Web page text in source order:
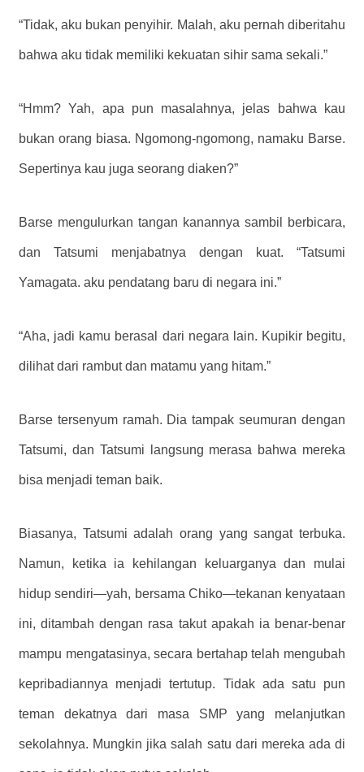
“Tidak, aku bukan penyihir. Malah, aku pernah diberitahu
bahwa aku tidak memiliki kekuatan sihir sama sekali.”
“Hmm? Yah, apa pun masalahnya, jelas bahwa kau
bukan orang biasa. Ngomong-ngomong, namaku Barse.
Sepertinya kau juga seorang diaken?”
Barse mengulurkan tangan kanannya sambil berbicara,
dan Tatsumi menjabatnya dengan kuat. “Tatsumi
Yamagata. aku pendatang baru di negara ini.”
“Aha, jadi kamu berasal dari negara lain. Kupikir begitu,
dilihat dari rambut dan matamu yang hitam.”
Barse tersenyum ramah. Dia tampak seumuran dengan
Tatsumi, dan Tatsumi langsung merasa bahwa mereka
bisa menjadi teman baik.
Biasanya, Tatsumi adalah orang yang sangat terbuka.
Namun, ketika ia kehilangan keluarganya dan mulai
hidup sendiri—yah, bersama Chiko—tekanan kenyataan
ini, ditambah dengan rasa takut apakah ia benar-benar
mampu mengatasinya, secara bertahap telah mengubah
kepribadiannya menjadi tertutup. Tidak ada satu pun
teman dekatnya dari masa SMP yang melanjutkan
sekolahnya. Mungkin jika salah satu dari mereka ada di